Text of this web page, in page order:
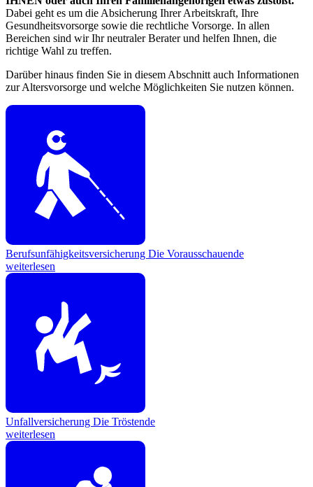
Dabei geht es um die Absicherung Ihrer Arbeitskraft, Ihre
Gesundheitsvorsorge sowie die rechtliche Vorsorge. In allen
Bereichen sind wir Ihr neutraler Berater und helfen Ihnen, die
richtige Wahl zu treffen.
Darüber hinaus finden Sie in diesem Abschnitt auch Informationen
zur Altersvorsorge und welche Möglichkeiten Sie nutzen können.
Berufsunfähigkeitsversicherung Die Vorausschauende
weiterlesen
Unfallversicherung Die Tröstende
weiterlesen